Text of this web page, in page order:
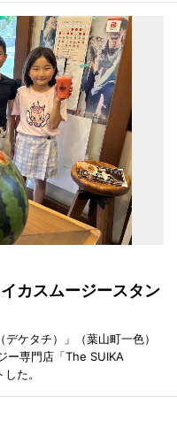
カスムージースタン
ケタチ）」（葉山町一色）
ー専門店「The SUIKA
た。